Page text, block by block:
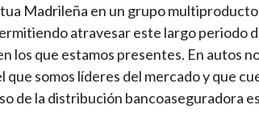
Madrileña en un grupo
atravesar este largo periodo
los que estamos presentes. En autos
que somos líderes del mercado y que
de la distribución bancoaseguradora